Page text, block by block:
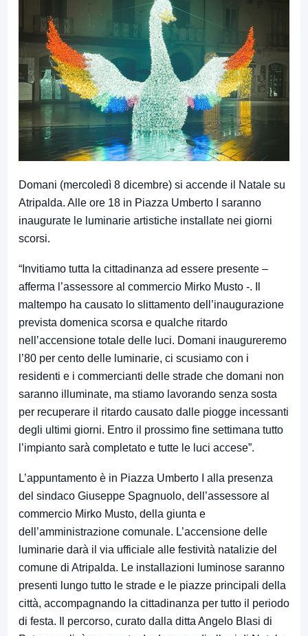
Domani (mercoledì 8 dicembre) si accende il Natale su
Atripalda. Alle ore 18 in Piazza Umberto I saranno
inaugurate le luminarie artistiche installate nei giorni
scorsi.
“Invitiamo tutta la cittadinanza ad essere presente –
afferma l’assessore al commercio Mirko Musto -. Il
maltempo ha causato lo slittamento dell’inaugurazione
prevista domenica scorsa e qualche ritardo
nell’accensione totale delle luci. Domani inaugureremo
l’80 per cento delle luminarie, ci scusiamo con i
residenti e i commercianti delle strade che domani non
saranno illuminate, ma stiamo lavorando senza sosta
per recuperare il ritardo causato dalle piogge incessanti
degli ultimi giorni. Entro il prossimo fine settimana tutto
l’impianto sarà completato e tutte le luci accese”.
L’appuntamento è in Piazza Umberto I alla presenza
del sindaco Giuseppe Spagnuolo, dell’assessore al
commercio Mirko Musto, della giunta e
dell’amministrazione comunale. L’accensione delle
luminarie darà il via ufficiale alle festività natalizie del
comune di Atripalda. Le installazioni luminose saranno
presenti lungo tutto le strade e le piazze principali della
città, accompagnando la cittadinanza per tutto il periodo
di festa. Il percorso, curato dalla ditta Angelo Blasi di